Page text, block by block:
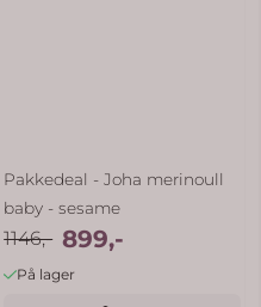
Pakkedeal - Joha merinoull
baby - sesame
1146,- 899,-
På lager